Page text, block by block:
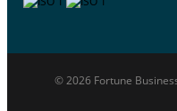
© 2026 Fortune